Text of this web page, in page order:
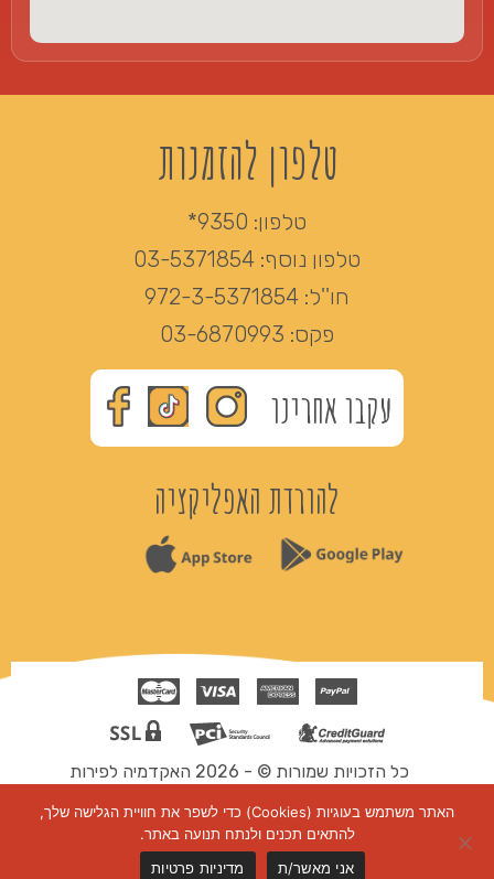
טלפון להזמנות
טלפון: 9350*
טלפון נוסף: 03-5371854
חו''ל: 972-3-5371854
פקס: 03-6870993
עקבו אחרינו
להורדת האפליקציה
כל הזכויות שמורות © - 2026 האקדמיה לפירות
תקנון ותנאי שימוש
דיגיטל
האתר משתמש בעוגיות (Cookies) כדי לשפר את חוויית הגלישה שלך,
להתאים תכנים ולנתח תנועה באתר.
אני מאשר/ת
מדיניות פרטיות